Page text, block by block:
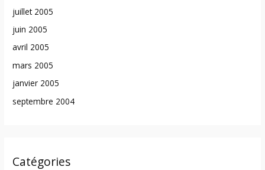
juillet 2005
juin 2005
avril 2005
mars 2005
janvier 2005
septembre 2004
Catégories